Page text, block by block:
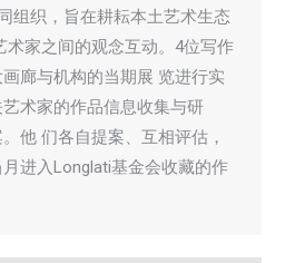
组织，旨在耕耘本土艺术生态
术家之间的观念互动。4位写作
廊与机构的当期展 览进行实
术家的作品信息收集与研
他 们各自提案、互相评估，
进入Longlati基金会收藏的作